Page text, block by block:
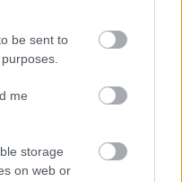
be sent to
me
storage
on web or
átlagost is meghaladó
vasútvonalon,
képest,